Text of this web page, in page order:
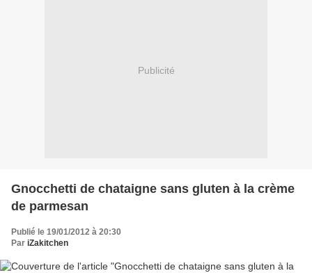
Publicité
Gnocchetti de chataigne sans gluten à la crème
de parmesan
Publié le 19/01/2012 à 20:30
Par iZakitchen